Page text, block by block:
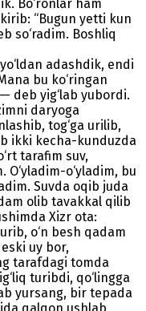
Bo‘ronlar ham
“Bugun yetti kun
so‘radim. Boshliq
adashdik, endi
bu ko‘ringan
deb yig‘lab yubordi.
daryoga
tog‘ga urilib,
ikki kecha-kunduzda
tarafim suv,
O‘yladim-o‘yladim, bu
Suvda oqib juda
olib tavakkal qilib
Xizr ota:
o‘n besh qadam
uy bor,
tarafdagi tomda
turibdi, qo‘lingga
yursang, bir tepada
qalqon ushlab